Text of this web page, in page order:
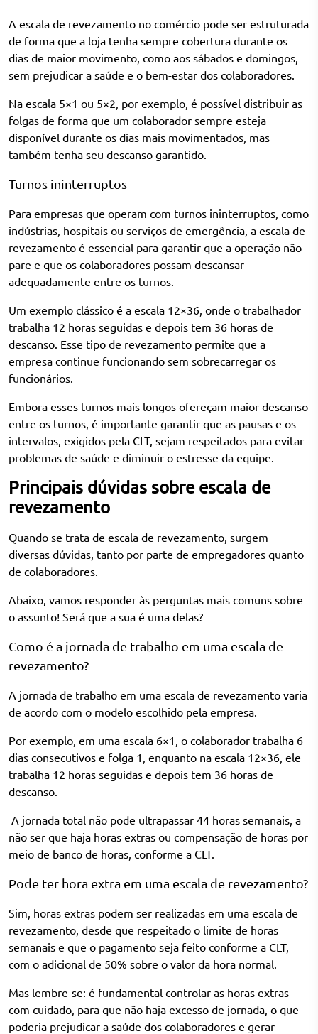
A escala de revezamento no comércio pode ser estruturada
de forma que a loja tenha sempre cobertura durante os
dias de maior movimento, como aos sábados e domingos,
sem prejudicar a saúde e o bem-estar dos colaboradores.
Na escala 5×1 ou 5×2, por exemplo, é possível distribuir as
folgas de forma que um colaborador sempre esteja
disponível durante os dias mais movimentados, mas
também tenha seu descanso garantido.
Turnos ininterruptos
Para empresas que operam com turnos ininterruptos, como
indústrias, hospitais ou serviços de emergência, a escala de
revezamento é essencial para garantir que a operação não
pare e que os colaboradores possam descansar
adequadamente entre os turnos.
Um exemplo clássico é a escala 12×36, onde o trabalhador
trabalha 12 horas seguidas e depois tem 36 horas de
descanso. Esse tipo de revezamento permite que a
empresa continue funcionando sem sobrecarregar os
funcionários.
Embora esses turnos mais longos ofereçam maior descanso
entre os turnos, é importante garantir que as pausas e os
intervalos, exigidos pela CLT, sejam respeitados para evitar
problemas de saúde e diminuir o estresse da equipe.
Principais dúvidas sobre escala de
revezamento
Quando se trata de escala de revezamento, surgem
diversas dúvidas, tanto por parte de empregadores quanto
de colaboradores.
Abaixo, vamos responder às perguntas mais comuns sobre
o assunto! Será que a sua é uma delas?
Como é a jornada de trabalho em uma escala de
revezamento?
A jornada de trabalho em uma escala de revezamento varia
de acordo com o modelo escolhido pela empresa.
Por exemplo, em uma escala 6×1, o colaborador trabalha 6
dias consecutivos e folga 1, enquanto na escala 12×36, ele
trabalha 12 horas seguidas e depois tem 36 horas de
descanso.
A jornada total não pode ultrapassar 44 horas semanais, a
não ser que haja horas extras ou compensação de horas por
meio de banco de horas, conforme a CLT.
Pode ter hora extra em uma escala de revezamento?
Sim, horas extras podem ser realizadas em uma escala de
revezamento, desde que respeitado o limite de horas
semanais e que o pagamento seja feito conforme a CLT,
com o adicional de 50% sobre o valor da hora normal.
Mas lembre-se: é fundamental controlar as horas extras
com cuidado, para que não haja excesso de jornada, o que
poderia prejudicar a saúde dos colaboradores e gerar